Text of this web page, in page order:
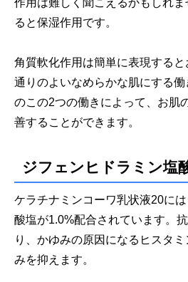
ると保湿作用です。
角質軟化作用は簡単に表現する
通りのよいなめらかな肌にする
のこの2つの働きによって、お肌
善することができます。
ジフェンヒドラミン塩
ケラチナミンコーワ乳状液20に
酸塩が1.0%配合されています。
り、かゆみの原因になるヒスタ
みを抑えます。